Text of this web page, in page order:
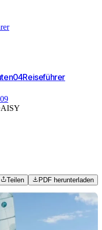
04Reiseführer
Teilen PDF herunterladen